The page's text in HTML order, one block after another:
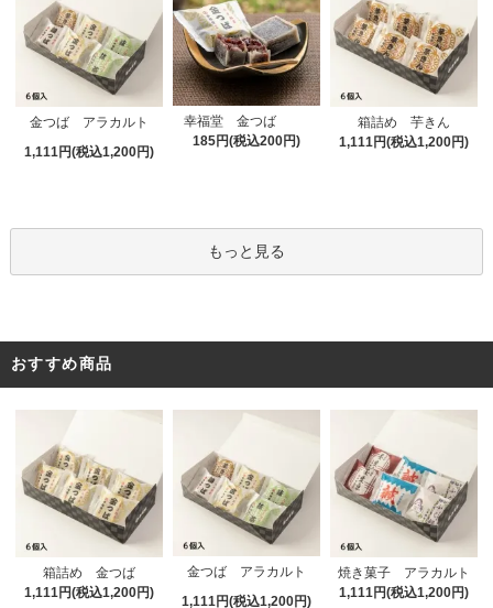
金つば アラカルト
1,111円(税込1,200円)
幸福堂 金つば
185円(税込200円)
箱詰め 芋きん
1,111円(税込1,200円)
もっと見る
おすすめ商品
箱詰め 金つば
1,111円(税込1,200円)
金つば アラカルト
1,111円(税込1,200円)
焼き菓子 アラカルト
1,111円(税込1,200円)